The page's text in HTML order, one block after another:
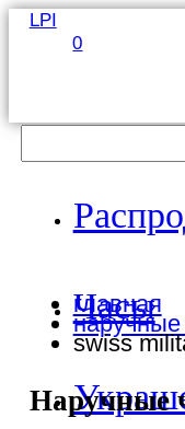
LPI
0
Часы
главная
swiss
Наручные